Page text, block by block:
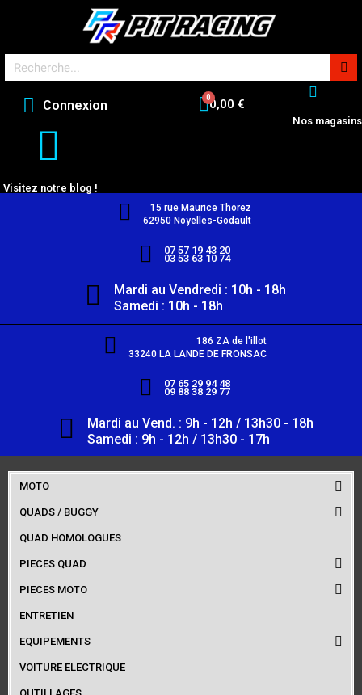
Connexion 0,00 €
Nos magasins
Visitez notre blog !
15 rue Maurice Thorez
62950 Noyelles-Godault
07 57 19 43 20
03 53 63 10 74
Mardi au Vendredi : 10h - 18h
Samedi : 10h - 18h
186 ZA de l'illot
33240 LA LANDE DE FRONSAC
07 65 29 94 48
09 88 38 29 77
Mardi au Vend. : 9h - 12h / 13h30 - 18h
Samedi : 9h - 12h / 13h30 - 17h
MOTO
QUADS / BUGGY
QUAD HOMOLOGUES
PIECES QUAD
PIECES MOTO
ENTRETIEN
EQUIPEMENTS
VOITURE ELECTRIQUE